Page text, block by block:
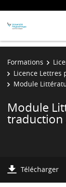
Formations
Licence Lettres
Module
Module
traduction
Télécharger